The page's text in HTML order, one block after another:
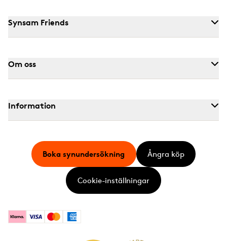
Synsam Friends
Om oss
Information
KlarnaVisa MastercardAmerican Express
Boka synundersökning Ångra köp
Cookie-inställningar